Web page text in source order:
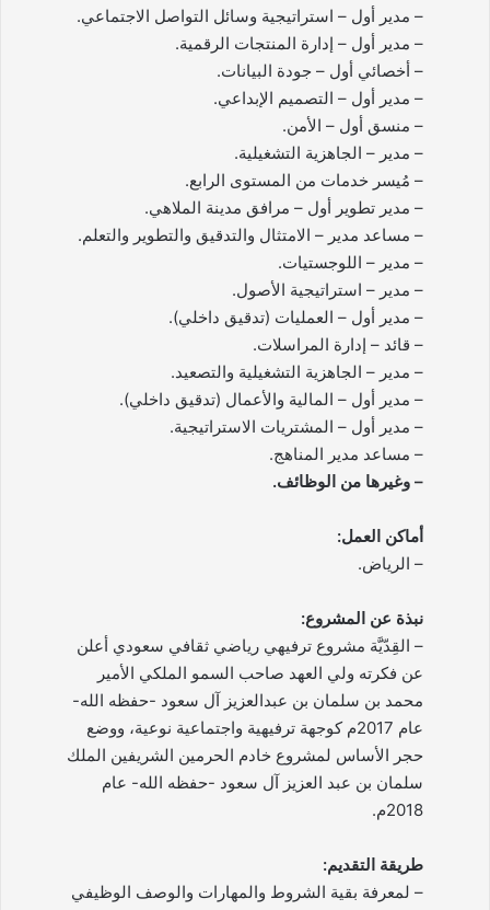
– مدير أول – استراتيجية وسائل التواصل الاجتماعي.
– مدير أول – إدارة المنتجات الرقمية.
– أخصائي أول – جودة البيانات.
– مدير أول – التصميم الإبداعي.
– منسق أول – الأمن.
– مدير – الجاهزية التشغيلية.
– مُيسر خدمات من المستوى الرابع.
– مدير تطوير أول – مرافق مدينة الملاهي.
– مساعد مدير – الامتثال والتدقيق والتطوير والتعلم.
– مدير – اللوجستيات.
– مدير – استراتيجية الأصول.
– مدير أول – العمليات (تدقيق داخلي).
– قائد – إدارة المراسلات.
– مدير – الجاهزية التشغيلية والتصعيد.
– مدير أول – المالية والأعمال (تدقيق داخلي).
– مدير أول – المشتريات الاستراتيجية.
– مساعد مدير المناهج.
– وغيرها من الوظائف.
أماكن العمل:
– الرياض.
نبذة عن المشروع:
– القِدّيَّة مشروع ترفيهي رياضي ثقافي سعودي أعلن
عن فكرته ولي العهد صاحب السمو الملكي الأمير
محمد بن سلمان بن عبدالعزيز آل سعود -حفظه الله-
عام 2017م كوجهة ترفيهية واجتماعية نوعية، ووضع
حجر الأساس لمشروع خادم الحرمين الشريفين الملك
سلمان بن عبد العزيز آل سعود -حفظه الله- عام
2018م.
طريقة التقديم:
– لمعرفة بقية الشروط والمهارات والوصف الوظيفي